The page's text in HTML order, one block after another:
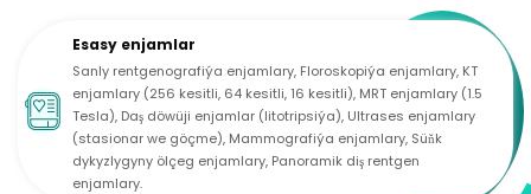
Esasy enjamlar
Sanly rentgenografiýa enjamlary, Floroskopiýa enjamlary, KT
enjamlary (256 kesitli, 64 kesitli, 16 kesitli), MRT enjamlary (1.5
Tesla), Daş döwüji enjamlar (litotripsiýa), Ultrases enjamlary
(stasionar we göçme), Mammografiýa enjamlary, Süňk
dykyzlygyny ölçeg enjamlary, Panoramik diş rentgen
enjamlary.